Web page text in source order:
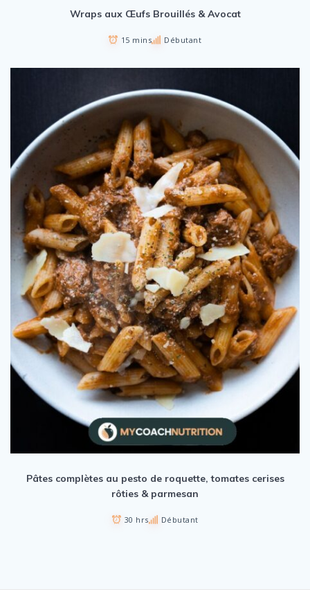
Wraps aux Œufs Brouillés & Avocat
15 mins Débutant
Pâtes complètes au pesto de roquette, tomates cerises
rôties & parmesan
30 hrs Débutant